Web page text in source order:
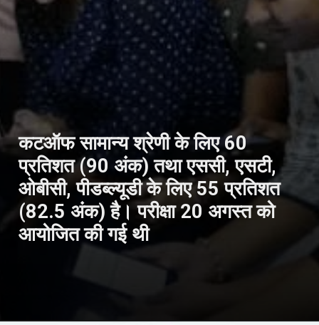
कटऑफ सामान्य श्रेणी के लिए 60
प्रतिशत (90 अंक) तथा एससी, एसटी,
ओबीसी, पीडब्ल्यूडी के लिए 55 प्रतिशत
(82.5 अंक) है। परीक्षा 20 अगस्त को
आयोजित की गई थी